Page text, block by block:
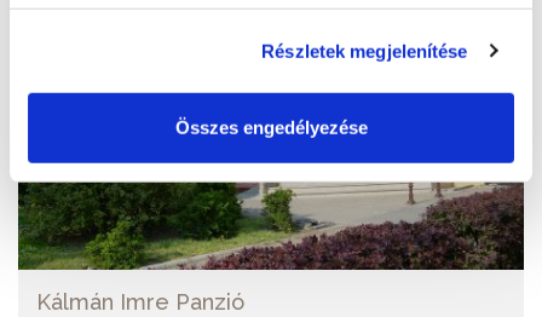
Részletek megjelenítése
Összes engedélyezése
Kálmán Imre Panzió